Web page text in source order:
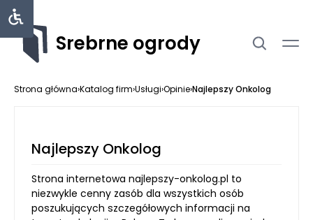
Srebrne ogrody
Strona główna›Katalog firm›Usługi›Opinie›Najlepszy Onkolog
Najlepszy Onkolog
Strona internetowa najlepszy-onkolog.pl to
niezwykle cenny zasób dla wszystkich osób
poszukujących szczegółowych informacji na